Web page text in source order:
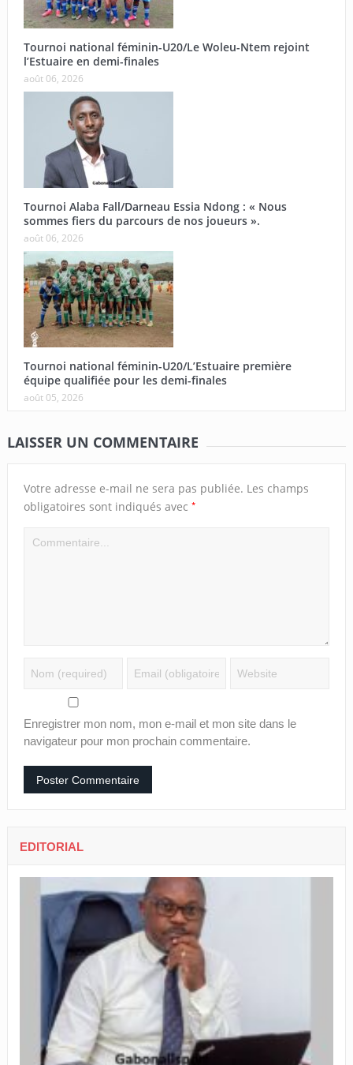
Tournoi national féminin-U20/Le Woleu-Ntem rejoint
l’Estuaire en demi-finales
août 06, 2026
Tournoi Alaba Fall/Darneau Essia Ndong : « Nous
sommes fiers du parcours de nos joueurs ».
août 06, 2026
Tournoi national féminin-U20/L’Estuaire première
équipe qualifiée pour les demi-finales
août 05, 2026
LAISSER UN COMMENTAIRE
Votre adresse e-mail ne sera pas publiée. Les champs
obligatoires sont indiqués avec *
Enregistrer mon nom, mon e-mail et mon site dans le
navigateur pour mon prochain commentaire.
EDITORIAL